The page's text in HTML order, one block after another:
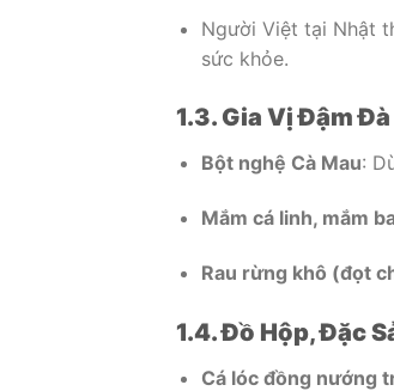
Người Việt tại Nhật
sức khỏe.
1.3. Gia Vị Đậm
Bột nghệ Cà Mau:
Mắm cá linh, mắm
Rau rừng khô (đọt
1.4. Đồ Hộp, Đặc
Cá lóc đồng nướng